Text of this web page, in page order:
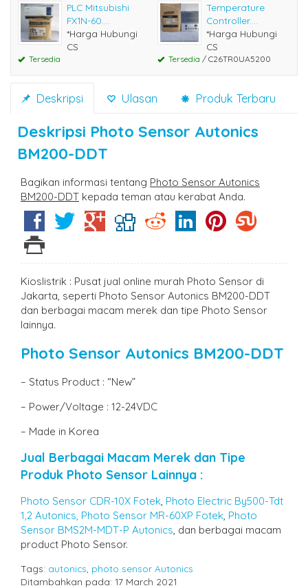
PLC Mitsubishi
FX1N-60....
*Harga Hubungi
CS
Tersedia
Temperature
Controller....
*Harga Hubungi
CS
Tersedia / C26TR0UA5200
Deskripsi Ulasan Produk Terbaru
Deskripsi Photo Sensor Autonics
BM200-DDT
Bagikan informasi tentang Photo Sensor Autonics
BM200-DDT kepada teman atau kerabat Anda.
Kioslistrik : Pusat jual online murah Photo Sensor di
Jakarta, seperti Photo Sensor Autonics BM200-DDT
dan berbagai macam merek dan tipe Photo Sensor
lainnya.
Photo Sensor Autonics BM200-DDT
– Status Product : “New”
– Power/Voltage : 12-24VDC
– Made in Korea
Jual Berbagai Macam Merek dan Tipe
Produk Photo Sensor Lainnya :
Photo Sensor CDR-10X Fotek Photo Electric By500-Tdt
1,2 Autonics, Photo Sensor MR-60XP Fotek Photo
Sensor BMS2M-MDT-P Autonics , dan berbagai macam
product Photo Sensor.
Tags: autonics photo sensor Autonics
Ditambahkan pada: 17 March 2021